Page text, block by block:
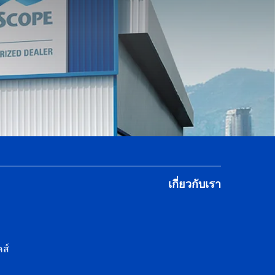
เกี่ยวกับเรา
ส์